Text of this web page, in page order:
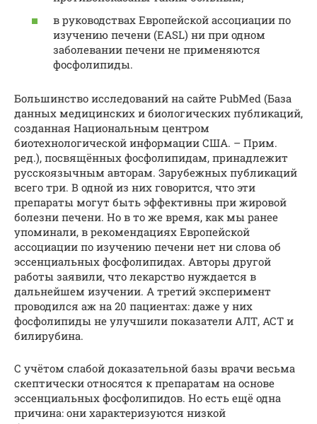
в руководствах Европейской ассоциации по
изучению печени (EASL) ни при одном
заболевании печени не применяются
фосфолипиды.
Большинство исследований на сайте PubMed (База
данных медицинских и биологических публикаций,
созданная Национальным центром
биотехнологической информации США. – Прим.
ред.), посвящённых фосфолипидам, принадлежит
русскоязычным авторам. Зарубежных публикаций
всего три. В одной из них говорится, что эти
препараты могут быть эффективны при жировой
болезни печени. Но в то же время, как мы ранее
упоминали, в рекомендациях Европейской
ассоциации по изучению печени нет ни слова об
эссенциальных фосфолипидах. Авторы другой
работы заявили, что лекарство нуждается в
дальнейшем изучении. А третий эксперимент
проводился аж на 20 пациентах: даже у них
фосфолипиды не улучшили показатели АЛТ, АСТ и
билирубина.
С учётом слабой доказательной базы врачи весьма
скептически относятся к препаратам на основе
эссенциальных фосфолипидов. Но есть ещё одна
причина: они характеризуются низкой